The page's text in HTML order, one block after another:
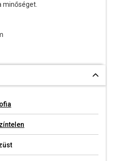
minőséget.